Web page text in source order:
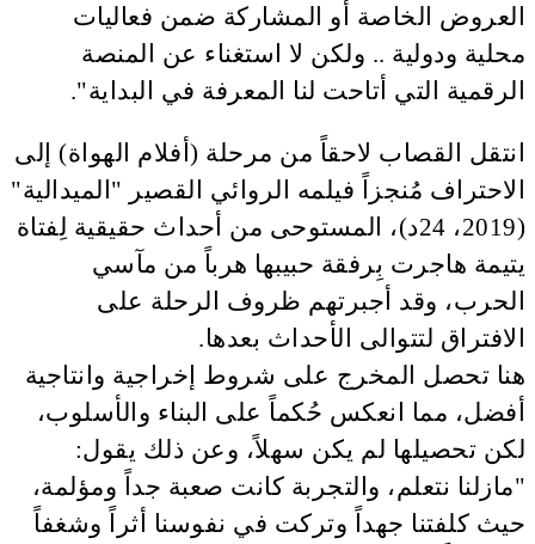
العروض الخاصة أو المشاركة ضمن فعاليات
محلية ودولية .. ولكن لا استغناء عن المنصة
الرقمية التي أتاحت لنا المعرفة في البداية".
انتقل القصاب لاحقاً من مرحلة (أفلام الهواة) إلى
الاحتراف مُنجزاً فيلمه الروائي القصير "الميدالية"
(2019، 24د)، المستوحى من أحداث حقيقية لِفتاة
يتيمة هاجرت بِرفقة حبيبها هرباً من مآسي
الحرب، وقد أجبرتهم ظروف الرحلة على
الافتراق لتتوالى الأحداث بعدها.
هنا تحصل المخرج على شروط إخراجية وانتاجية
أفضل، مما انعكس حُكماً على البناء والأسلوب،
لكن تحصيلها لم يكن سهلاً، وعن ذلك يقول:
"مازلنا نتعلم، والتجربة كانت صعبة جداً ومؤلمة،
حيث كلفتنا جهداً وتركت في نفوسنا أثراً وشغفاً